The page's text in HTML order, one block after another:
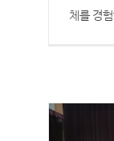
2023
체를 경